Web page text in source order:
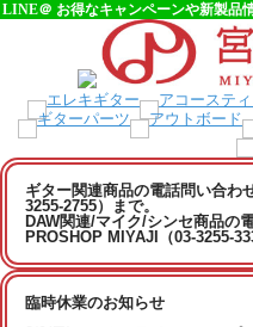
LINE＠ お得なキャンペーンや新製品
ギター関連商品の電話問い合わ
3255-2755）まで。
DAW関連/マイク/シンセ商品の
PROSHOP MIYAJI（03-3255-
臨時休業のお知らせ